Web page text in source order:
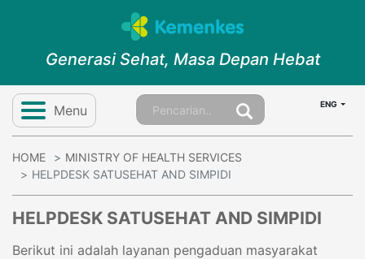
Generasi Sehat, Masa Depan Hebat
Menu ENG
HOME
MINISTRY OF HEALTH SERVICES
HELPDESK SATUSEHAT AND SIMPIDI
HELPDESK SATUSEHAT AND SIMPIDI
Berikut ini adalah layanan pengaduan masyarakat